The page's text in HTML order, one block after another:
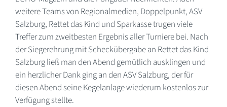
weitere Teams von Regionalmedien, Doppelpunkt, ASV
Salzburg, Rettet das Kind und Sparkasse trugen viele
Treffer zum zweitbesten Ergebnis aller Turniere bei. Nach
der Siegerehrung mit Scheckübergabe an Rettet das Kind
Salzburg ließ man den Abend gemütlich ausklingen und
ein herzlicher Dank ging an den ASV Salzburg, der für
diesen Abend seine Kegelanlage wiederum kostenlos zur
Verfügung stellte.